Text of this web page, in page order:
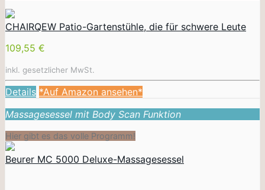
CHAIRQEW Patio-Gartenstühle, die für schwere Leute
109,55 €
inkl. gesetzlicher MwSt.
Details *Auf Amazon ansehen*
Massagesessel mit Body Scan Funktion
Hier gibt es das volle Programm!
Beurer MC 5000 Deluxe-Massagesessel